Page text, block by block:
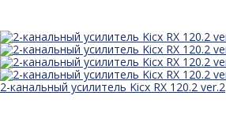
2-канальный усилитель Kicx RX 120.2 ver.2